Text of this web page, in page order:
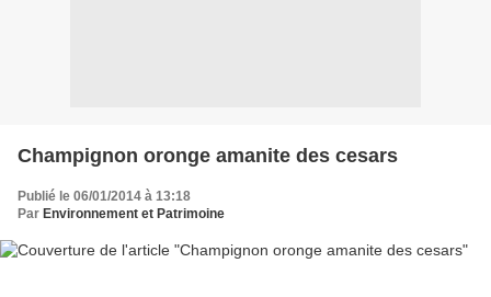
Champignon oronge amanite des cesars
Publié le 06/01/2014 à 13:18
Par Environnement et Patrimoine